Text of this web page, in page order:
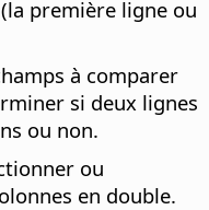
première ligne ou
à comparer
si deux lignes
ou non.
ou
en double.